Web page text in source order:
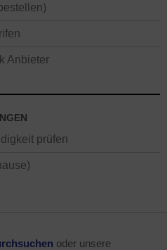
Anbieter
prüfen
oder unsere